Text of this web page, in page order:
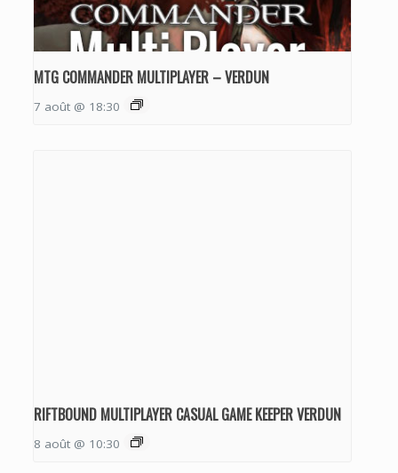
MTG COMMANDER MULTIPLAYER – VERDUN
7 août @ 18:30
RIFTBOUND MULTIPLAYER CASUAL GAME KEEPER VERDUN
8 août @ 10:30